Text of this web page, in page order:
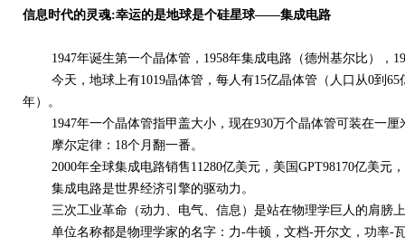
信息时代的灵魂:幸运的是地球是个硅星球——集成电路
1947年诞生第一个晶体管，1958年集成电路（德州基尔比），
今天，地球上有1019晶体管，每人有15亿晶体管（人口从0到65
年）。
1947年一个晶体管指甲盖大小，现在930万个晶体管可装在一厘
摩尔定律：18个月翻一番。
2000年全球集成电路销售11280亿美元，美国GPT98170亿美元，
集成电路是世界经济引擎的驱动力。
三次工业革命（动力、电气、信息）是站在物理学巨人的肩膀上
单位名称都是物理学家的名字：力-牛顿，文档-开尔文，功率-